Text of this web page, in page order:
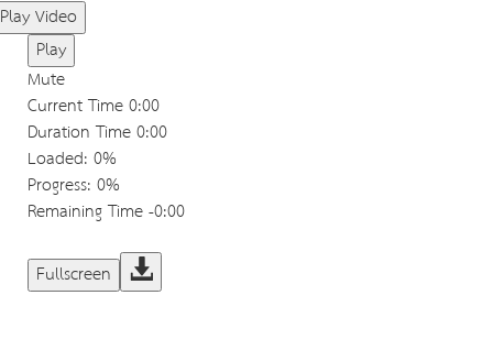
Play Video
Play
Mute
Current Time0:00
Duration Time0:00
Loaded: 0%
Progress: 0%
Remaining Time-0:00
Fullscreen